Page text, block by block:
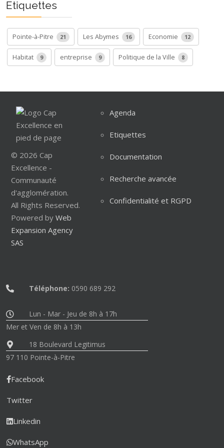
Etiquettes
Pointe-à-Pitre 21 Les Abymes 16 Economie 12
Habitat 9 entreprise 9 Politique de la Ville 8
© 2026 Cap
Excellence -
Communauté
d'agglomération.
All Rights Reserved.
Powered by Web
Expansion Agency
SAS
Agenda
Etiquettes
Documentation
Recherche avancée
Confidentialité et RGPD
Téléphone: 0590 689 292
Lun - Mar - Jeu de 8h à 17h
Mer et Ven de 8h à 13h
18 Boulevard Legitimus
97 110 Pointe-à-Pitre
Facebook
Twitter
Linkedin
WhatsApp